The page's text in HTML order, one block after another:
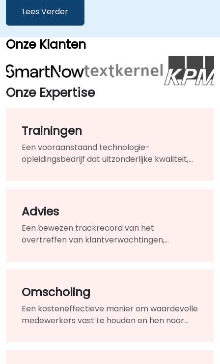
Lees Verder
Onze Klanten
Onze Expertise
Trainingen
Een vooraanstaand technologie-
opleidingsbedrijf dat uitzonderlijke kwaliteit,
Advies
Een bewezen trackrecord van het
overtreffen van klantverwachtingen,
Omscholing
Een kosteneffectieve manier om waardevolle
medewerkers vast te houden en hen naar